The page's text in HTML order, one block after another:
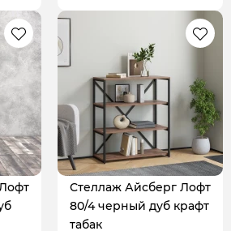
Стеллаж Айсберг Лофт
80/4 черный дуб крафт
табак